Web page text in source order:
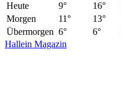
Heute
9° 16°
Morgen
11° 13°
Übermorgen 6° 6°
Hallein Magazin